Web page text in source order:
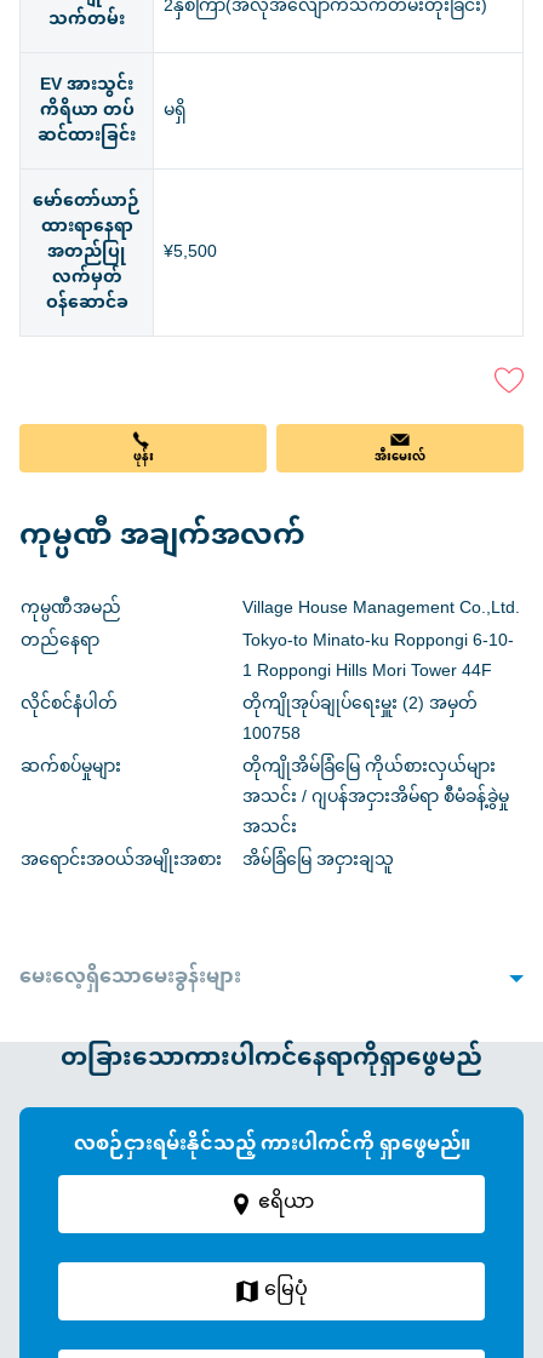
သက်တမ်း
EV အားသွင်း
ကိရိယာ တပ်
ဆင်ထားခြင်း
မရှိ
မော်တော်ယာဉ်
ထားရာနေရာ
အတည်ပြု
လက်မှတ်
ဝန်ဆောင်ခ
¥5,500
ဖုန်း အီးမေးလ်
ကုမ္ပဏီ အချက်အလက်
ကုမ္ပဏီအမည်
Village House Management Co.,Ltd.
တည်နေရာ
Tokyo-to Minato-ku Roppongi 6-10-
1 Roppongi Hills Mori Tower 44F
လိုင်စင်နံပါတ်
တိုကျိုအုပ်ချုပ်ရေးမှူး (2) အမှတ်
100758
ဆက်စပ်မှုများ
တိုကျိုအိမ်ခြံမြေ ကိုယ်စားလှယ်များ
အသင်း / ဂျပန်အငှားအိမ်ရာ စီမံခန့်ခွဲမှု
အသင်း
အရောင်းအဝယ်အမျိုးအစား
အိမ်ခြံမြေ အငှားချသူ
မေးလေ့ရှိသောမေးခွန်းများ
Q 1. လက်လွှာတင်သည့်အခါ လိုအပ်သောစာရွက်စာတမ်းများ
ရှိပါသလား။
A ပါသည်။အောက်ပါစာရွက်စာတမ်းများလိုအပ်ပါမည် : ယာဥ်မောင်းလိုင်စင် ၊
ရပ်ထားသောယာဉ်များအတွက် ယာဉ်စစ်ဆေးရေးလက်မှတ် ၊ ကားအာမခံ
လက်မှတ် ၊ (ကုမ္ပဏီအမည်ဖြင့်စာချုပ်ချုပ်သည့်အခါ) 3လအတွင်း
ထုတ်ထားသော မှတ်ပုံတင်ထားသောစာရွက်စာတမ်း
တခြားသောကားပါကင်နေရာကိုရှာဖွေမည်
လစဉ်ငှားရမ်းနိုင်သည့် ကားပါကင်ကို ရှာဖွေမည်။
ဧရိယာ
မြေပုံ